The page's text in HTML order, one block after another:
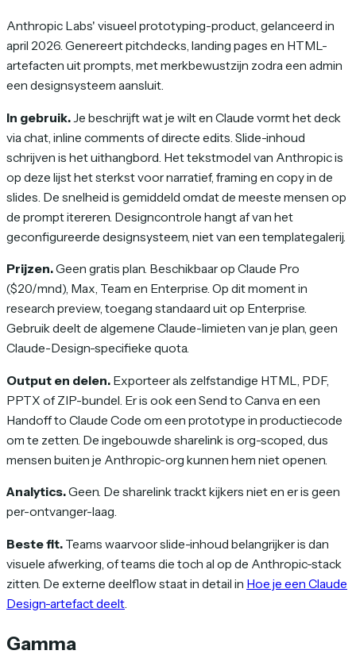
Anthropic Labs' visueel prototyping-product, gelanceerd in
april 2026. Genereert pitchdecks, landing pages en HTML-
artefacten uit prompts, met merkbewustzijn zodra een admin
een designsysteem aansluit.
In gebruik.Je beschrijft wat je wilt en Claude vormt het deck
via chat, inline comments of directe edits. Slide-inhoud
schrijven is het uithangbord. Het tekstmodel van Anthropic is
op deze lijst het sterkst voor narratief, framing en copy in de
slides. De snelheid is gemiddeld omdat de meeste mensen op
de prompt itereren. Designcontrole hangt af van het
geconfigureerde designsysteem, niet van een templategalerij.
Prijzen.Geen gratis plan. Beschikbaar op Claude Pro
($20/mnd), Max, Team en Enterprise. Op dit moment in
research preview, toegang standaard uit op Enterprise.
Gebruik deelt de algemene Claude-limieten van je plan, geen
Claude-Design-specifieke quota.
Output en delen. Exporteer als zelfstandige HTML, PDF,
PPTX of ZIP-bundel. Er is ook een Send to Canva en een
Handoff to Claude Code om een prototype in productiecode
om te zetten. De ingebouwde sharelink is org-scoped, dus
mensen buiten je Anthropic-org kunnen hem niet openen.
Analytics.Geen. De sharelink trackt kijkers niet en er is geen
per-ontvanger-laag.
Beste fit. Teams waarvoor slide-inhoud belangrijker is dan
visuele afwerking, of teams die toch al op de Anthropic-stack
zitten. De externe deelflow staat in detail in Hoe je een Claude
Design-artefact deelt.
Gamma